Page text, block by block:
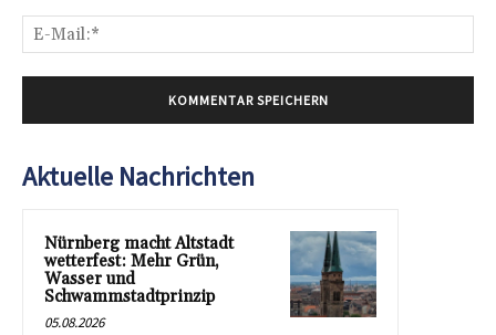
Aktuelle Nachrichten
Nürnberg macht Altstadt
wetterfest: Mehr Grün,
Wasser und
Schwammstadtprinzip
05.08.2026